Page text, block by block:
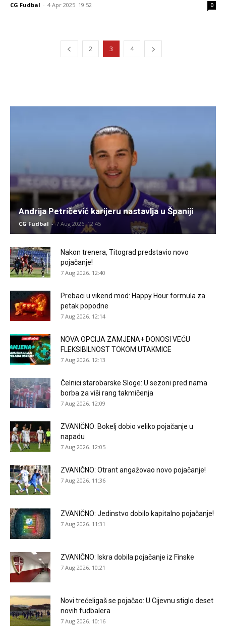
CG Fudbal - 4 Apr 2025. 19:52 0
2 3 4
Andrija Petričević karijeru nastavlja u Španiji
CG Fudbal - 7 Aug 2026. 12:45
Nakon trenera, Titograd predstavio novo
pojačanje!
7 Aug 2026. 12:40
Prebaci u vikend mod: Happy Hour formula za
petak popodne
7 Aug 2026. 12:14
NOVA OPCIJA ZAMJENA+ DONOSI VEĆU
FLEKSIBILNOST TOKOM UTAKMICE
7 Aug 2026. 12:13
Čelnici starobarske Sloge: U sezoni pred nama
borba za viši rang takmičenja
7 Aug 2026. 12:09
ZVANIČNO: Bokelj dobio veliko pojačanje u
napadu
7 Aug 2026. 12:05
ZVANIČNO: Otrant angažovao novo pojačanje!
7 Aug 2026. 11:36
ZVANIČNO: Jedinstvo dobilo kapitalno pojačanje!
7 Aug 2026. 11:31
ZVANIČNO: Iskra dobila pojačanje iz Finske
7 Aug 2026. 10:21
Novi trećeligaš se pojačao: U Cijevnu stiglo deset
novih fudbalera
7 Aug 2026. 10:16